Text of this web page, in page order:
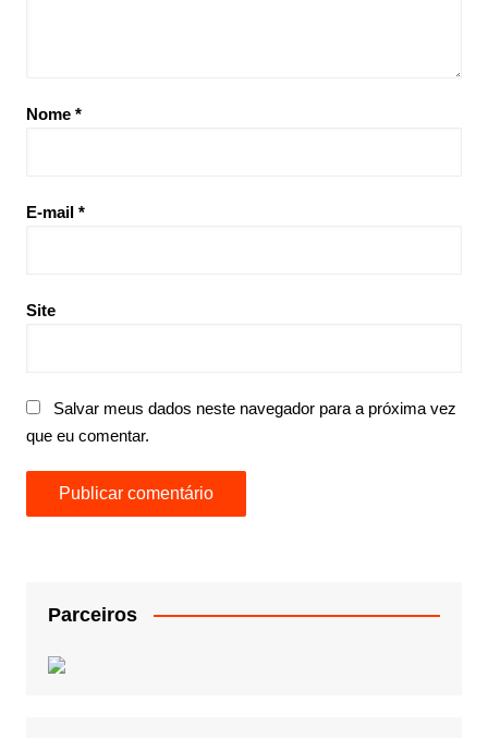
Nome *
E-mail *
Site
Salvar meus dados neste navegador para a próxima vez
que eu comentar.
Parceiros